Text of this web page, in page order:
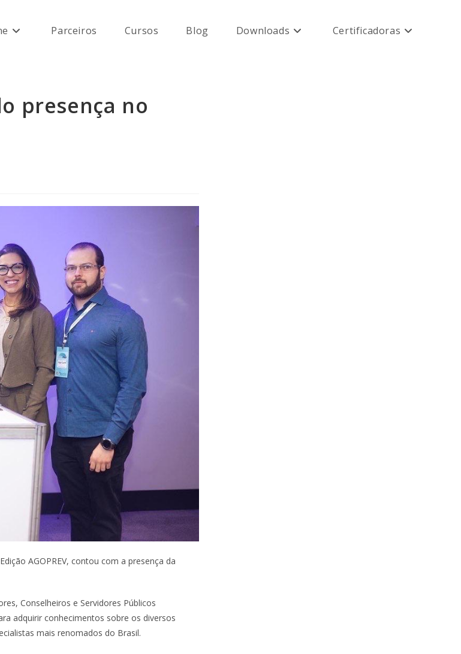
Parceiros Cursos Blog Downloads Certificadoras
presença no
AGOPREV, contou com a presença da
Conselheiros e Servidores Públicos
adquirir conhecimentos sobre os diversos
mais renomados do Brasil.